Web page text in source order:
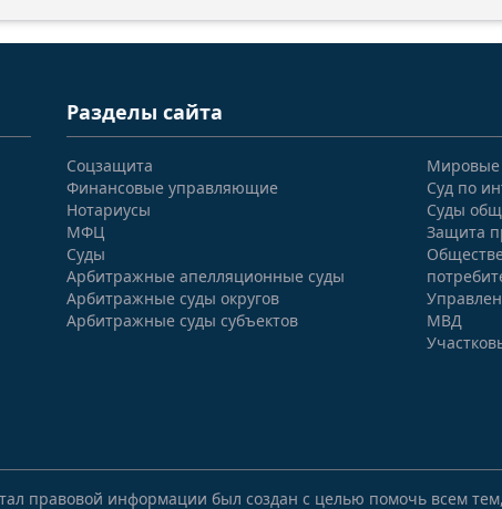
Разделы сайта
Соцзащита
Финансовые управляющие
Нотариусы
МФЦ
Суды
Арбитражные апелляционные суды
Арбитражные суды округов
Арбитражные суды субъектов
Мировые
Суд по
Суды
Защита
МВД
правовой информации был создан с целью помочь всем